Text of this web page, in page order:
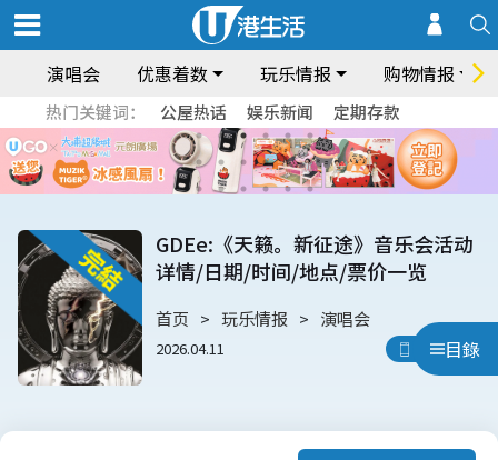
演唱会 优惠着数 玩乐情报 购物情报
热门关键词： 公屋热话 娱乐新闻 定期存款
目錄
GDEe:《天籁。新征途》音乐会活动
详情/日期/时间/地点/票价一览
首页 玩乐情报 演唱会
2026.04.11 用App睇